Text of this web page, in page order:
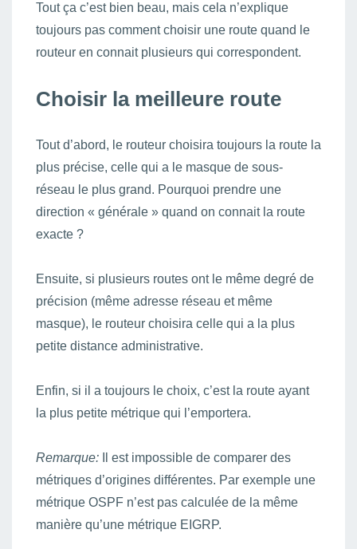
Tout ça c’est bien beau, mais cela n’explique
toujours pas comment choisir une route quand le
routeur en connait plusieurs qui correspondent.
Choisir la meilleure route
Tout d’abord, le routeur choisira toujours la route la
plus précise, celle qui a le masque de sous-
réseau le plus grand. Pourquoi prendre une
direction « générale » quand on connait la route
exacte ?
Ensuite, si plusieurs routes ont le même degré de
précision (même adresse réseau et même
masque), le routeur choisira celle qui a la plus
petite distance administrative.
Enfin, si il a toujours le choix, c’est la route ayant
la plus petite métrique qui l’emportera.
Remarque: Il est impossible de comparer des
métriques d’origines différentes. Par exemple une
métrique OSPF n’est pas calculée de la même
manière qu’une métrique EIGRP.